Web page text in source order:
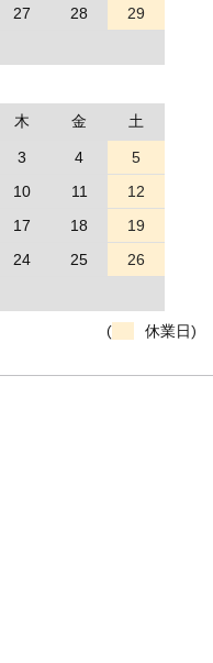
27 28
29
木 金 土
3 4
5
10 11
12
17 18
19
24 25
26
( 休業日)